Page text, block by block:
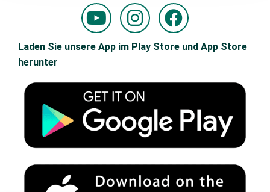
Y
o
u
u
b
e
I
n
s
a
g
r
a
F
a
c
b
o
k
Laden Sie unsere App im Play Store und App Store
herunter